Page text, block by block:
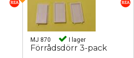
MJ 870 I lager
Förrådsdörr 3-pack